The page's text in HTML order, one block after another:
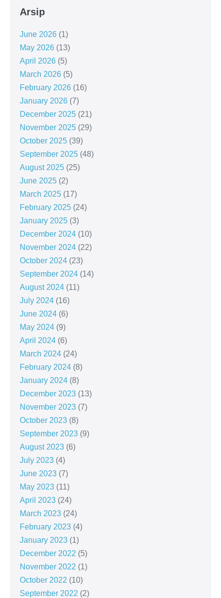
Arsip
June 2026 (1)
May 2026 (13)
April 2026 (5)
March 2026 (5)
February 2026 (16)
January 2026 (7)
December 2025 (21)
November 2025 (29)
October 2025 (39)
September 2025 (48)
August 2025 (25)
June 2025 (2)
March 2025 (17)
February 2025 (24)
January 2025 (3)
December 2024 (10)
November 2024 (22)
October 2024 (23)
September 2024 (14)
August 2024 (11)
July 2024 (16)
June 2024 (6)
May 2024 (9)
April 2024 (6)
March 2024 (24)
February 2024 (8)
January 2024 (8)
December 2023 (13)
November 2023 (7)
October 2023 (8)
September 2023 (9)
August 2023 (6)
July 2023 (4)
June 2023 (7)
May 2023 (11)
April 2023 (24)
March 2023 (24)
February 2023 (4)
January 2023 (1)
December 2022 (5)
November 2022 (1)
October 2022 (10)
September 2022 (2)